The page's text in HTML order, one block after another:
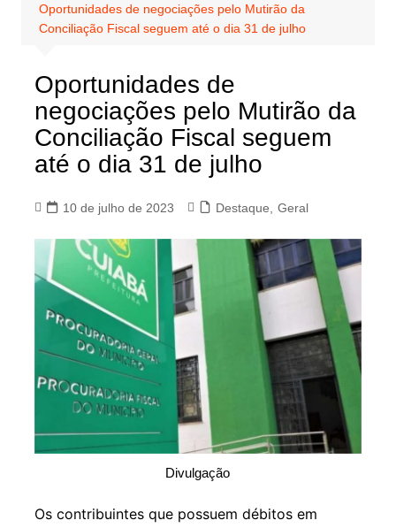
Oportunidades de negociações pelo Mutirão da
Conciliação Fiscal seguem até o dia 31 de julho
Oportunidades de
negociações pelo Mutirão da
Conciliação Fiscal seguem
até o dia 31 de julho
10 de julho de 2023 Destaque Geral
Divulgação
Os contribuintes que possuem débitos em